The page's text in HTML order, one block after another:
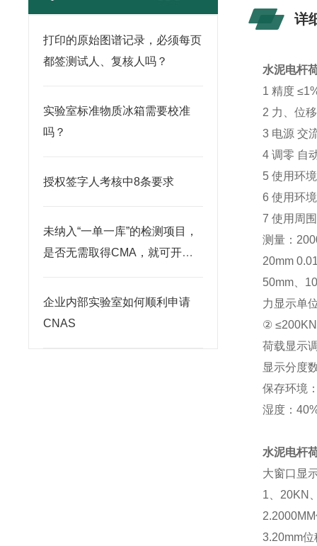
打印的原始图谱记录，必须每页
都签测试人、复核人吗？
实验室标准物质冰箱需要校准
吗？
授权签字人考核中8条要求
未纳入“一单一库”的检测项目，
是否无需取得CMA，就可开展
企业内部实验室如何顺利申请
CNAS
详
水泥电杆
1 精度
2 力、位
3 电源 交
4 调零 自
5 使用环
6 使用环
7 使用周
测量：
20mm
50mm、
力显示
②
荷载显示
显示分度
保存环境
湿度：
水泥电杆
大窗口显
1、20KN
3.20mm